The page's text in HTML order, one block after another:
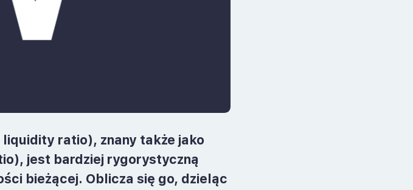
liquidity ratio), znany także jako
jest bardziej rygorystyczną
bieżącej. Oblicza się go, dzieląc